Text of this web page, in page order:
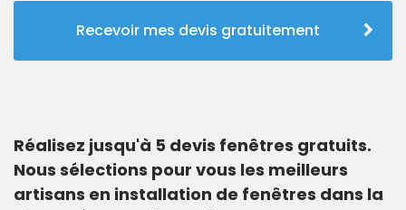
Recevoir mes devis gratuitement
Réalisez jusqu'à 5 devis fenêtres gratuits.
Nous sélections pour vous les meilleurs
artisans en installation de fenêtres dans la